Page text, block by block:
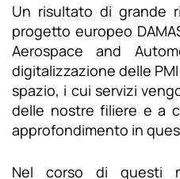
Un risultato di grande
progetto europeo
Aerospace and
digitalizzazione delle
spazio, i cui servizi
delle nostre filiere e a
approfondimento in
Nel corso di questi